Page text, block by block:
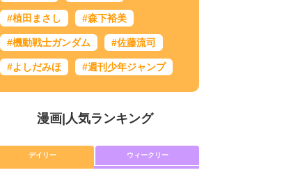
#植田まさし #森下裕美
#機動戦士ガンダム #佐藤流司
#よしだみほ #週刊少年ジャンプ
漫画| 人気ランキング
デイリー ウィークリー